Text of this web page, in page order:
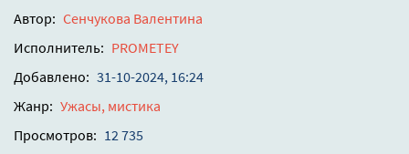
Автор: Сенчукова Валентина
Исполнитель: PROMETEY
Добавлено: 31-10-2024, 16:24
Жанр: Ужасы, мистика
Просмотров: 12 735